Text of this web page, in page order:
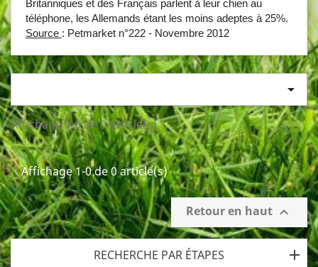
Britanniques et des Français parlent à leur chien au
téléphone, les Allemands étant les moins adeptes à 25%.
Source : Petmarket n°222 - Novembre 2012

Affichage 1-0 de 0 article(s)
Affichage 1-0 de 0 article(s)
Retour en haut 
RECHERCHE PAR ÉTAPES